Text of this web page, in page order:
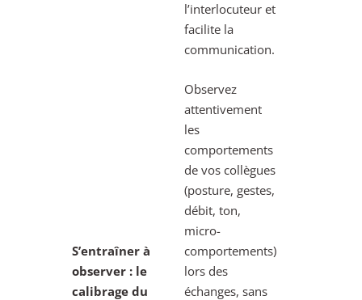
l’interlocuteur et
facilite la
communication.
S’entraîner à
observer : le
calibrage du
Observez
attentivement
les
comportements
de vos collègues
(posture, gestes,
débit, ton,
micro-
comportements)
lors des
échanges, sans